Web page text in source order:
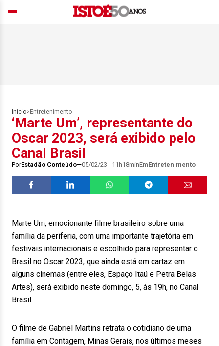
Início> Entretenimento
‘Marte Um’, representante do
Oscar 2023, será exibido pelo
Canal Brasil
PorEstadão Conteúdo 05/02/23 - 11h18minEmEntretenimento
Marte Um, emocionante filme brasileiro sobre uma
família da periferia, com uma importante trajetória em
festivais internacionais e escolhido para representar o
Brasil no Oscar 2023, que ainda está em cartaz em
alguns cinemas (entre eles, Espaço Itaú e Petra Belas
Artes), será exibido neste domingo, 5, às 19h, no Canal
Brasil.
O filme de Gabriel Martins retrata o cotidiano de uma
família em Contagem, Minas Gerais, nos últimos meses